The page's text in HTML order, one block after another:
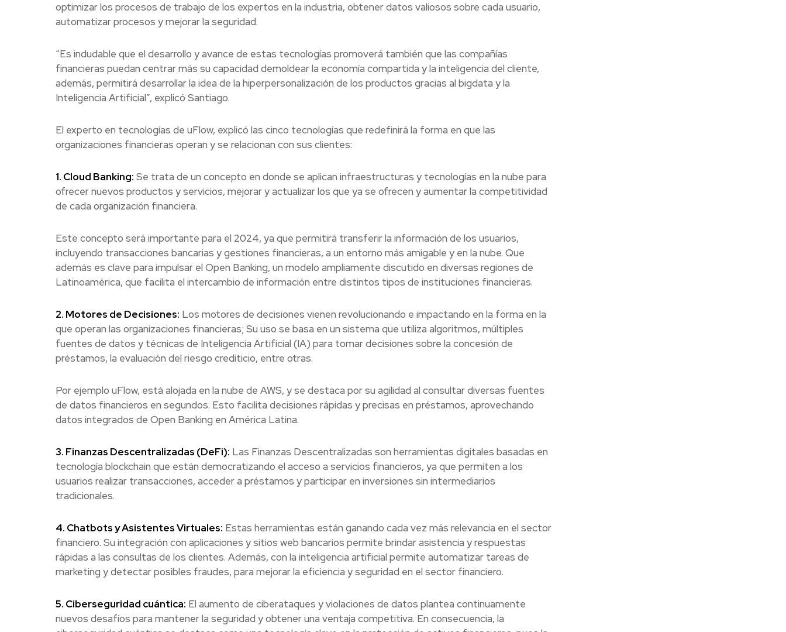
optimizar los procesos de trabajo de los expertos en la industria, obtener datos valiosos sobre cada usuario,
automatizar procesos y mejorar la seguridad.
“Es indudable que el desarrollo y avance de estas tecnologías promoverá también que las compañías
financieras puedan centrar más su capacidad demoldear la economía compartida y la inteligencia del cliente,
además, permitirá desarrollar la idea de la hiperpersonalización de los productos gracias al bigdata y la
Inteligencia Artificial”, explicó Santiago.
El experto en tecnologías de uFlow, explicó las cinco tecnologías que redefinirá la forma en que las
organizaciones financieras operan y se relacionan con sus clientes:
1. Cloud Banking: Se trata de un concepto en donde se aplican infraestructuras y tecnologías en la nube para
ofrecer nuevos productos y servicios, mejorar y actualizar los que ya se ofrecen y aumentar la competitividad
de cada organización financiera.
Este concepto será importante para el 2024, ya que permitirá transferir la información de los usuarios,
incluyendo transacciones bancarias y gestiones financieras, a un entorno más amigable y en la nube. Que
además es clave para impulsar el Open Banking, un modelo ampliamente discutido en diversas regiones de
Latinoamérica, que facilita el intercambio de información entre distintos tipos de instituciones financieras.
2. Motores de Decisiones: Los motores de decisiones vienen revolucionando e impactando en la forma en la
que operan las organizaciones financieras; Su uso se basa en un sistema que utiliza algoritmos, múltiples
fuentes de datos y técnicas de Inteligencia Artificial (IA) para tomar decisiones sobre la concesión de
préstamos, la evaluación del riesgo crediticio, entre otras.
Por ejemplo uFlow, está alojada en la nube de AWS, y se destaca por su agilidad al consultar diversas fuentes
de datos financieros en segundos. Esto facilita decisiones rápidas y precisas en préstamos, aprovechando
datos integrados de Open Banking en América Latina.
3. Finanzas Descentralizadas (DeFi): Las Finanzas Descentralizadas son herramientas digitales basadas en
tecnología blockchain que están democratizando el acceso a servicios financieros, ya que permiten a los
usuarios realizar transacciones, acceder a préstamos y participar en inversiones sin intermediarios
tradicionales.
4. Chatbots y Asistentes Virtuales: Estas herramientas están ganando cada vez más relevancia en el sector
financiero. Su integración con aplicaciones y sitios web bancarios permite brindar asistencia y respuestas
rápidas a las consultas de los clientes. Además, con la inteligencia artificial permite automatizar tareas de
marketing y detectar posibles fraudes, para mejorar la eficiencia y seguridad en el sector financiero.
5. Ciberseguridad cuántica: El aumento de ciberataques y violaciones de datos plantea continuamente
nuevos desafíos para mantener la seguridad y obtener una ventaja competitiva. En consecuencia, la